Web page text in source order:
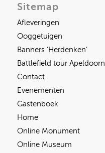
Sitemap
Afleveringen
Ooggetuigen
Banners ‘Herdenken’
Battlefield tour Apeldoorn
Contact
Evenementen
Gastenboek
Home
Online Monument
Online Museum